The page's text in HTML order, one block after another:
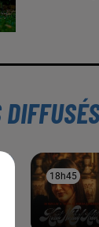
18h45
18h45